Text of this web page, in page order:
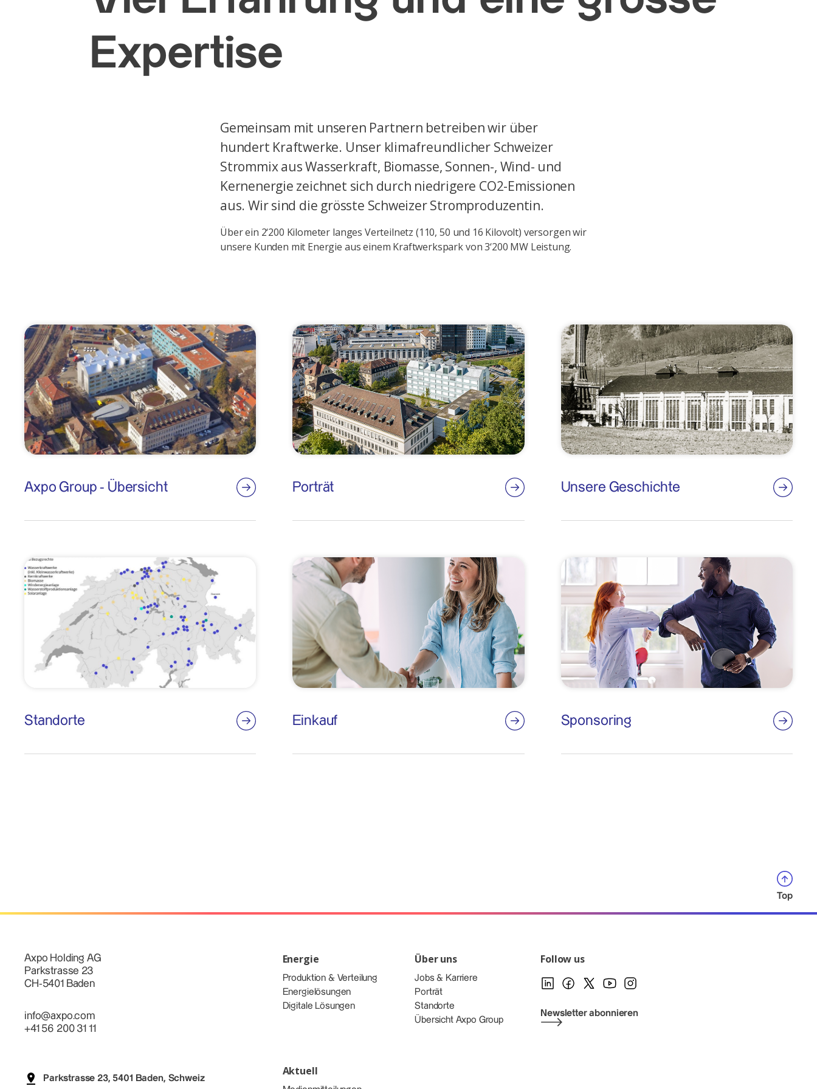
Expertise
Gemeinsam mit unseren Partnern betreiben wir über
hundert Kraftwerke. Unser klimafreundlicher Schweizer
Strommix aus Wasserkraft, Biomasse, Sonnen-, Wind- und
Kernenergie zeichnet sich durch niedrigere CO2-Emissionen
aus. Wir sind die grösste Schweizer Stromproduzentin.
Über ein 2‘200 Kilometer langes Verteilnetz (110, 50 und 16 Kilovolt) versorgen wir
unsere Kunden mit Energie aus einem Kraftwerkspark von 3‘200 MW Leistung.
Axpo Group - Übersicht Porträt Unsere Geschichte
Standorte Einkauf Sponsoring
Top
Axpo Holding AG
Parkstrasse 23
CH-5401 Baden
info@axpo.com
+41 56 200 31 11
Parkstrasse 23, 5401 Baden, Schweiz
Energie
Produktion & Verteilung
Energielösungen
Digitale Lösungen
Über uns
Jobs & Karriere
Porträt
Standorte
Übersicht Axpo Group
Aktuell
Follow us
Newsletter abonnieren